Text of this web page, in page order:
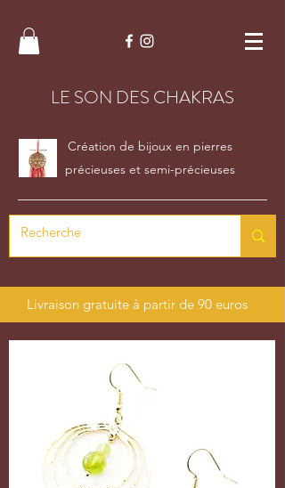
LE SON DES CHAKRAS
Création de bijoux en pierres
précieuses et semi-précieuses
Livraison gratuite à partir de 90 euros